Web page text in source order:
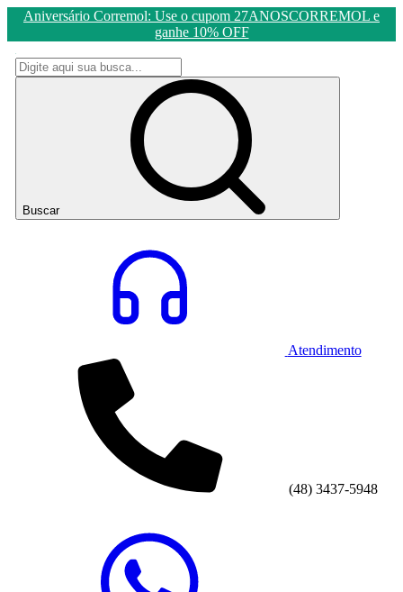
Aniversário Corremol: Use o cupom 27ANOSCORREMOL e
ganhe 10% OFF
Buscar
Atendimento
(48) 3437-5948